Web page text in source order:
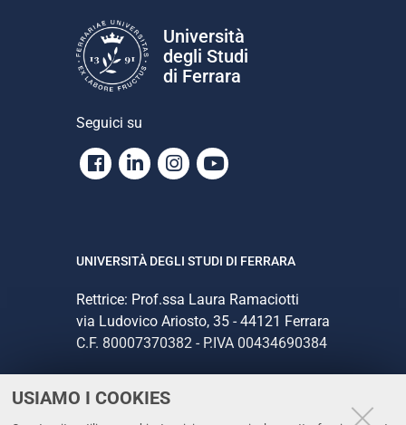
USIAMO I COOKIES
Università
degli Studi
di Ferrara
Seguici su
Facebook
LinkedinInstagram
Youtube
UNIVERSITÀ DEGLI STUDI DI FERRARA
Rettrice: Prof.ssa Laura Ramaciotti
via Ludovico Ariosto, 35 - 44121 Ferrara
C.F. 80007370382 - P.IVA 00434690384
CONTATTI